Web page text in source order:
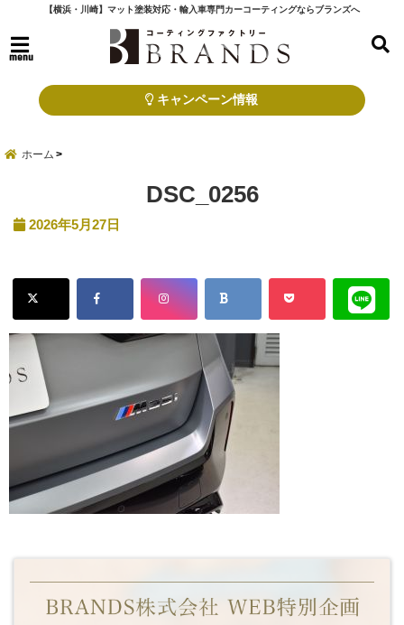
【横浜・川崎】マット塗装対応・輸入車専門カーコーティングならブランズへ
menu
キャンペーン情報
ホーム
DSC_0256
2026年5月27日